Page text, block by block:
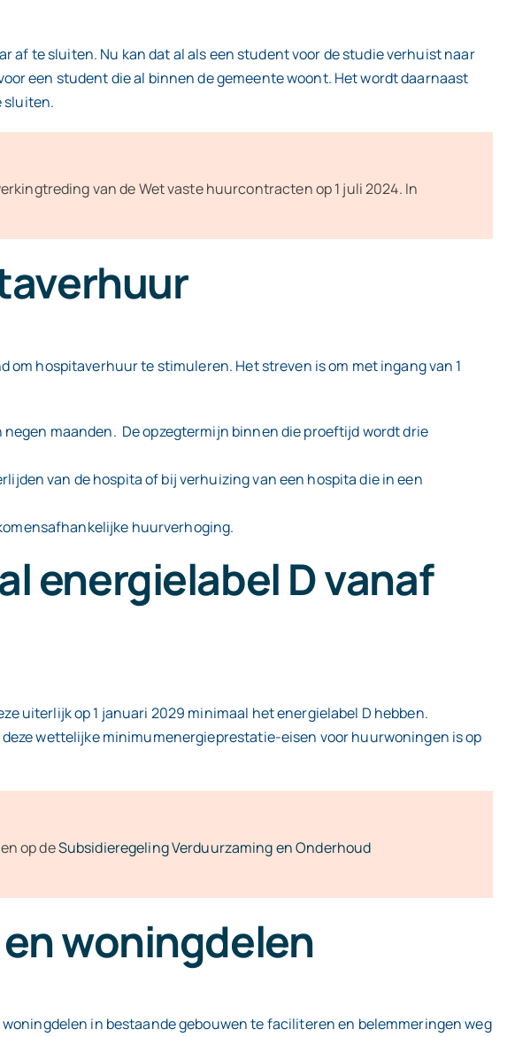
te sluiten. Nu kan dat al als een student voor de studie verhuist naar
een student die al binnen de gemeente woont. Het wordt daarnaast
sluiten.
van de Wet vaste huurcontracten op 1 juli 2024. In
hospitaverhuur te stimuleren. Het streven is om met ingang van 1
maanden. De opzegtermijn binnen die proeftijd wordt drie
van de hospita of bij verhuizing van een hospita die in een
huurverhoging.
energielabel D vanaf
uiterlijk op 1 januari 2029 minimaal het energielabel D hebben.
wettelijke minimumenergieprestatie-eisen voor huurwoningen is op
op deSubsidieregeling Verduurzaming en Onderhoud
woningdelen
in bestaande gebouwen te faciliteren en belemmeringen weg